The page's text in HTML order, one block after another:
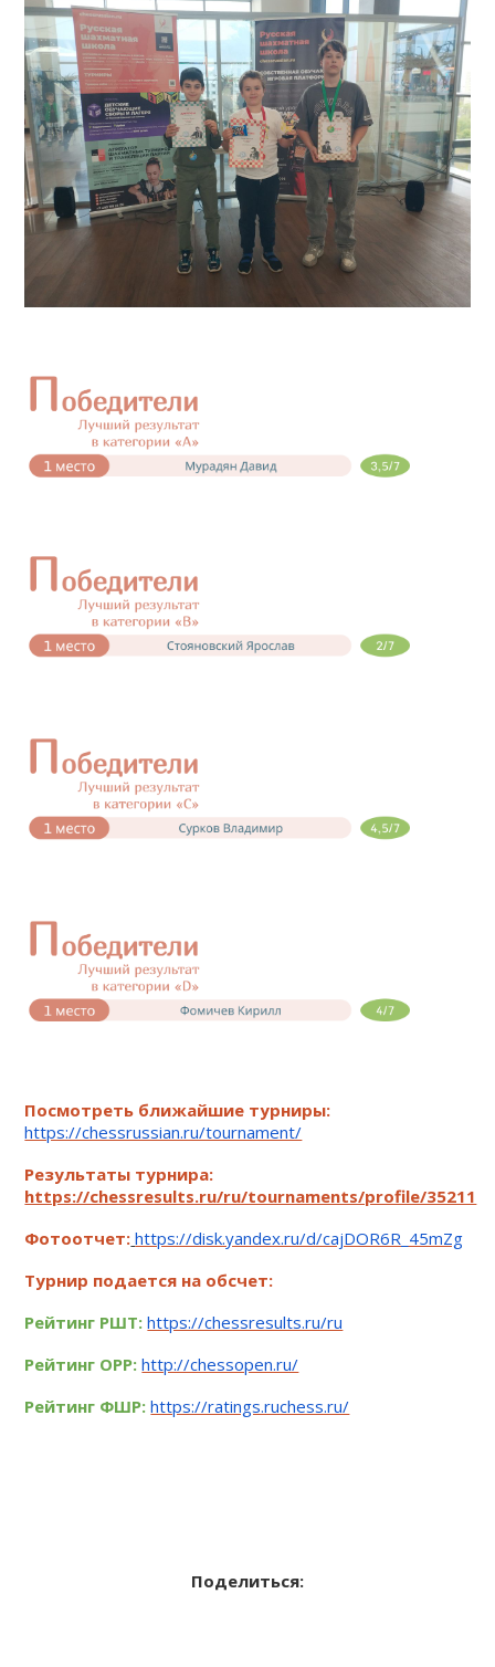
КЛУБ
КЛУБНЫЕ КАРТЫ
Посмотреть ближайшие турниры:
https://chessrussian.ru/tournament/
Результаты турнира:
https://chessresults.ru/ru/tournaments/profile/35211
Фотоотчет: https://disk.yandex.ru/d/cajDOR6R_45mZg
Турнир подается на обсчет:
Рейтинг РШТ: https://chessresults.ru/ru
Рейтинг OРР: http://chessopen.ru/
Рейтинг ФШР: https://ratings.ruchess.ru/
Поделиться: